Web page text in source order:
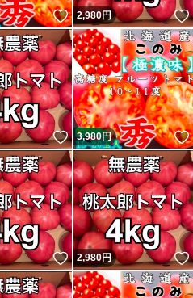
いいね！
2,980円
いいね！
3,980円
いいね！
2,980円